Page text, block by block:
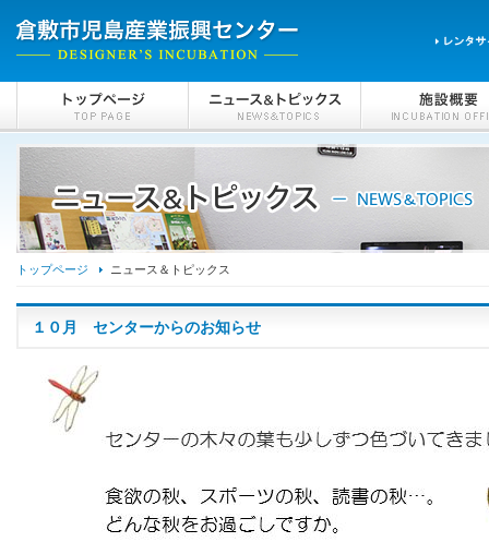
トップページ ニュース＆トピックス
１０月 センターからのお知らせ